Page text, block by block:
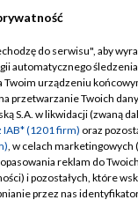
TVP
TVP
Cyfrowa
Regulamin TVP
Polityka
Moje zgody
Pomoc
do serwisu", aby
automatycznego
Twoim urządzeniu
przetwarzanie Twoich
S.A. w likwidacji (zwaną
IAB* (1201 firm) oraz
, w celach marketingowych
reklam do
i pozostałych, które
przez nas